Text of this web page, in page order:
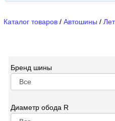
Каталог товаров / Автошины /
Бренд шины
Диаметр обода R